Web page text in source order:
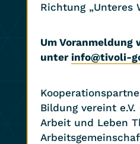
Richtung „Unteres
Um Voranmeldung
unter info@tivoli-
Bildung vereint e.V.
Arbeit und Leben